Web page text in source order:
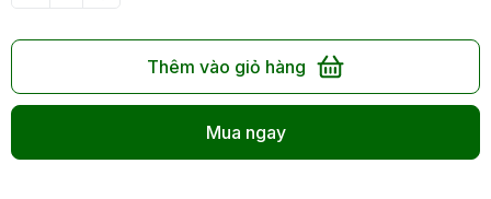
Thêm vào giỏ hàng
Mua ngay